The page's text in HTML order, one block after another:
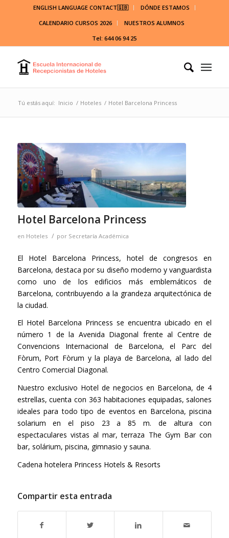
ENGLISH LANGUAGE CONTACT🇬🇧
DÓNDE ESTAMOS
CALENDARIO CURSOS 2026
NUESTROS ALUMNOS
Tel: 644 06 94 25
Tú estás aquí: Inicio / Hoteles / Hotel Barcelona Princess
Hotel Barcelona Princess
en Hoteles / por Secretaría Académica
El Hotel Barcelona Princess, hotel de congresos en
Barcelona, destaca por su diseño moderno y vanguardista
como uno de los edificios más emblemáticos de
Barcelona, contribuyendo a la grandeza arquitectónica de
la ciudad.
El Hotel Barcelona Princess se encuentra ubicado en el
número 1 de la Avenida Diagonal frente al Centre de
Convencions Internacional de Barcelona, el Parc del
Fòrum, Port Fòrum y la playa de Barcelona, al lado del
Centro Comercial Diagonal.
Nuestro exclusivo Hotel de negocios en Barcelona, de 4
estrellas, cuenta con 363 habitaciones equipadas, salones
ideales para todo tipo de eventos en Barcelona, piscina
solarium en el piso 23 a 85 m. de altura con
espectaculares vistas al mar, terraza The Gym Bar con
bar, solárium, piscina, gimnasio y sauna.
Cadena hotelera Princess Hotels & Resorts
Compartir esta entrada